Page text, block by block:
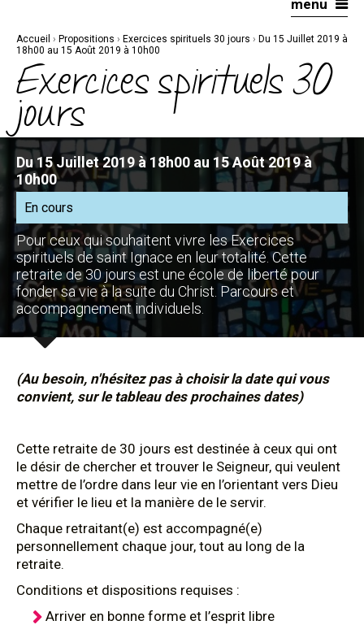
navigation
menu
Accueil › Propositions › Exercices spirituels 30 jours › Du 15 Juillet 2019 à
18h00 au 15 Août 2019 à 10h00
Exercices spirituels 30
jours
Du 15 Juillet 2019 à 18h00 au 15 Août 2019 à
10h00
En cours
Pour ceux qui souhaitent vivre les Exercices
spirituels de saint Ignace en leur totalité. Cette
retraite de 30 jours est une école de liberté pour
fonder sa vie à la suite du Christ. Parcours et
accompagnement individuels.
(Au besoin, n'hésitez pas à choisir la date qui vous
convient, sur le tableau des prochaines dates)
Cette retraite de 30 jours est destinée à ceux qui ont
le désir de chercher et trouver le Seigneur, qui veulent
mettre de l’ordre dans leur vie en l’orientant vers Dieu
et vérifier le lieu et la manière de le servir.
Chaque retraitant(e) est accompagné(e)
personnellement chaque jour, tout au long de la
retraite.
Conditions et dispositions requises :
Arriver en bonne forme et l’esprit libre